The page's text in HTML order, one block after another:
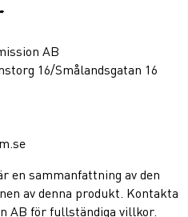
AB
16/Smålandsgatan 16
en sammanfattning av den
av denna produkt. Kontakta
AB för fullständiga villkor.